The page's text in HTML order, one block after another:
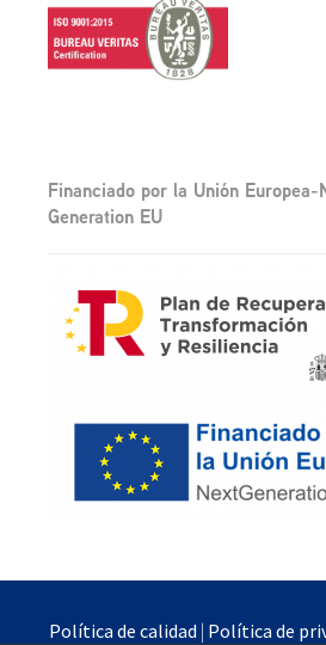
Financiado por la Unión Europea-
Generation EU
Política de calidad | Política de